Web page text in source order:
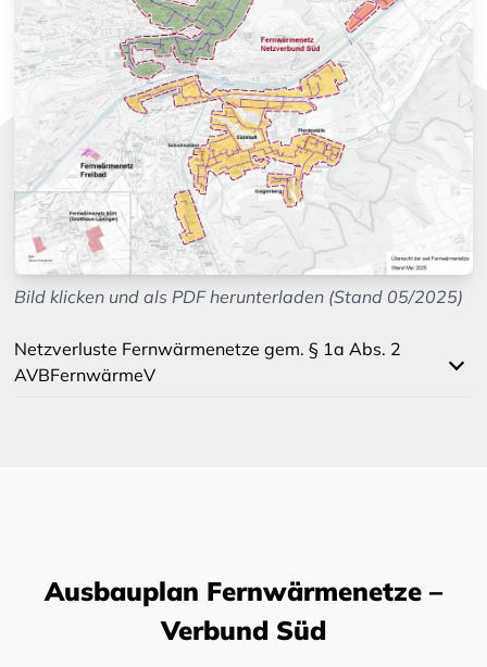
Bild klicken und als PDF herunterladen (Stand 05/2025)
Netzverluste Fernwärmenetze gem. § 1a Abs. 2
AVBFernwärmeV
Ausbauplan Fernwärmenetze –
Verbund Süd